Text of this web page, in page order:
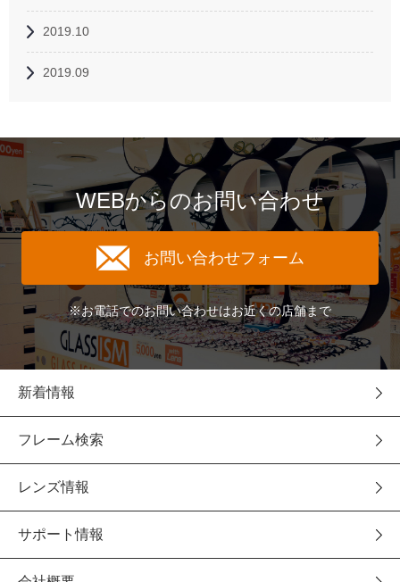
2019.10
2019.09
WEBからのお問い合わせ
お問い合わせフォーム
※お電話でのお問い合わせはお近くの店舗まで
新着情報
フレーム検索
レンズ情報
サポート情報